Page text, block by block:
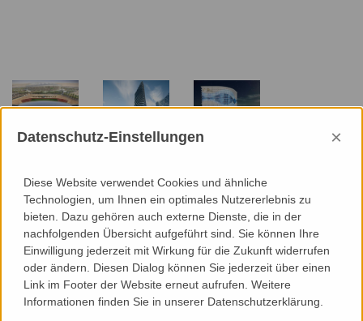
Sporthalle,
Telus Sky
The View
Datenschutz-Einstellungen ×
Diese Website verwendet Cookies und ähnliche
Technologien, um Ihnen ein optimales Nutzererlebnis zu
bieten. Dazu gehören auch externe Dienste, die in der
nachfolgenden Übersicht aufgeführt sind. Sie können Ihre
Einwilligung jederzeit mit Wirkung für die Zukunft widerrufen
oder ändern. Diesen Dialog können Sie jederzeit über einen
Link im Footer der Website erneut aufrufen. Weitere
Informationen finden Sie in unserer Datenschutzerklärung.